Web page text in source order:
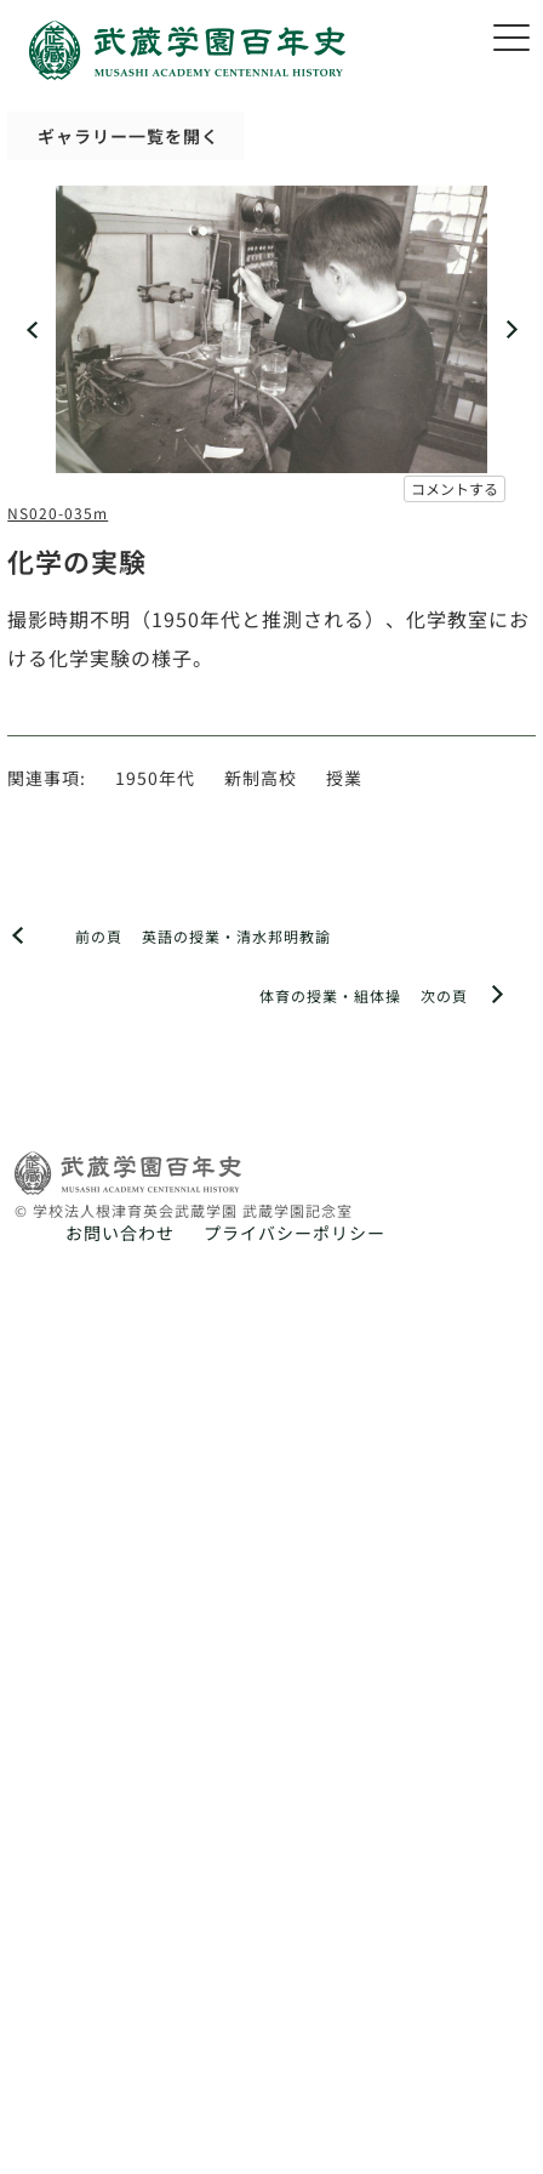
ギャラリー一覧を開く
コメントする
NS020-035m
化学の実験
撮影時期不明（1950年代と推測される）、化学教室にお
ける化学実験の様子。
関連事項: 1950年代 新制高校 授業
前の頁 英語の授業・清水邦明教諭
次の頁
体育の授業・組体操
© 学校法人根津育英会武蔵学園 武蔵学園記念室
お問い合わせ プライバシーポリシー